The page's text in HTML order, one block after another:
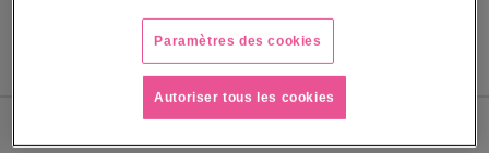
HAUTEUR HORS TOUT
Paramètres des cookies
Autoriser tous les cookies